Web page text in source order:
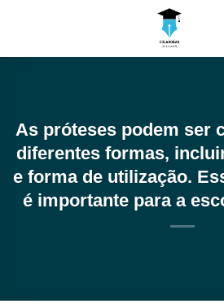
As próteses podem ser
diferentes formas,
e forma de utilização.
é importante para a